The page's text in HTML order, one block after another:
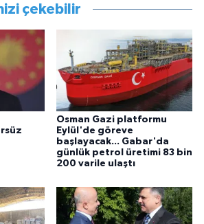
çekebilir
Osman Gazi platformu
Eylül'de göreve
başlayacak... Gabar'da
günlük petrol üretimi 83 bin
200 varile ulaştı